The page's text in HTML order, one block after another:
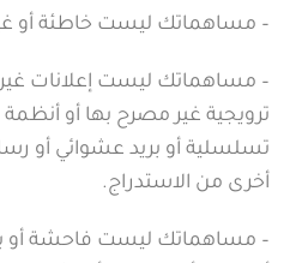
– مساهماتك ليست خاطئة أو
– مساهماتك ليست إعلانات
ترويجية غير مصرح بها أو
تسلسلية أو بريد عشوائي أو
أخرى من الاستدراج.
– مساهماتك ليست فاحشة أو